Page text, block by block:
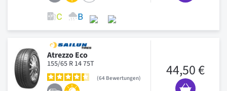
Atrezzo Eco
155/65 R 14 75T
64 Bewertungen 44,50 €